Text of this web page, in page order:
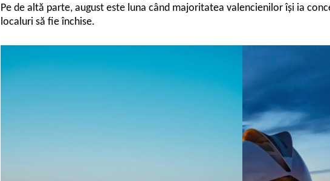
Pe de altă parte, august este luna când majoritatea valencienilor își ia
localuri să fie închise.